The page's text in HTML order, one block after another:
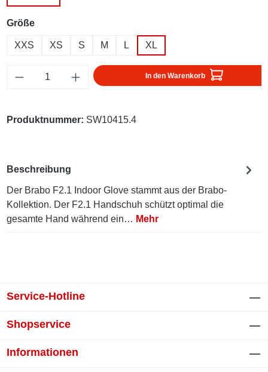
Größeauswählen
XXS XS S M L XL
Produkt Anzahl: Gib den gewünschten
In den Warenkorb
Produktnummer: SW10415.4
Beschreibung
Der Brabo F2.1 Indoor Glove stammt aus der Brabo-
Kollektion. Der F2.1 Handschuh schützt optimal die
gesamte Hand während ein… Mehr
Service-Hotline
Shopservice
Informationen